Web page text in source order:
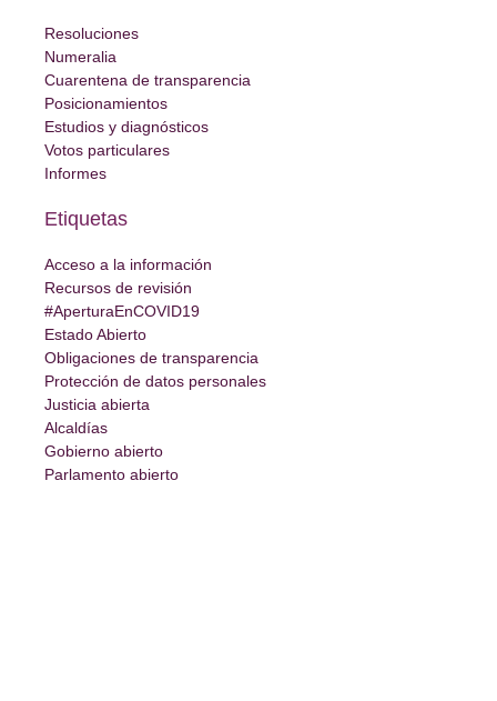
Resoluciones
Numeralia
Cuarentena de transparencia
Posicionamientos
Estudios y diagnósticos
Votos particulares
Informes
Etiquetas
Acceso a la información
Recursos de revisión
#AperturaEnCOVID19
Estado Abierto
Obligaciones de transparencia
Protección de datos personales
Justicia abierta
Alcaldías
Gobierno abierto
Parlamento abierto